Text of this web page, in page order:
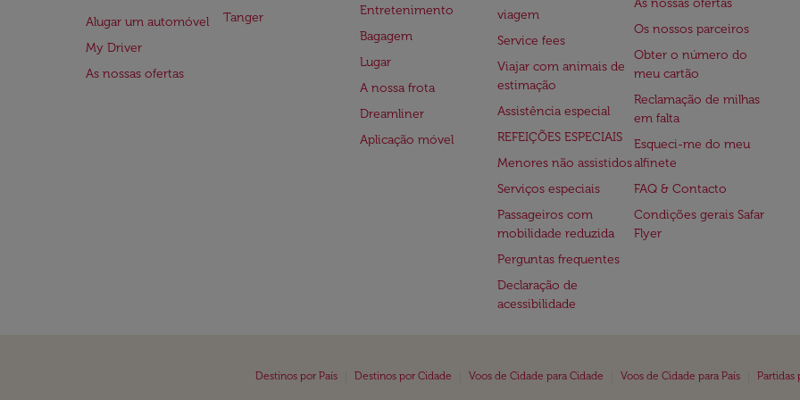
Alugar um automóvel
My Driver
As nossas ofertas
Tanger
Entretenimento
Bagagem
Lugar
A nossa frota
Dreamliner
Aplicação móvel
viagem
Service fees
Viajar com animais de
estimação
Assistência especial
REFEIÇÕES ESPECIAIS
Menores não assistidos
Serviços especiais
Passageiros com
mobilidade reduzida
Perguntas frequentes
Declaração de
acessibilidade
As nossas ofertas
Os nossos parceiros
Obter o número do
meu cartão
Reclamação de milhas
em falta
Esqueci-me do meu
alfinete
FAQ & Contacto
Condições gerais Safar
Flyer
Destinos por País Destinos por Cidade Voos de Cidade para Cidade Voos de Cidade para País Partidas